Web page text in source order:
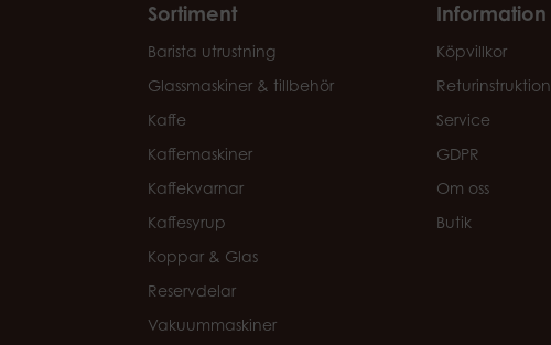
Sortiment
Barista utrustning
Glassmaskiner & tillbehör
Kaffe
Kaffemaskiner
Kaffekvarnar
Kaffesyrup
Koppar & Glas
Reservdelar
Vakuummaskiner
Information
Köpvillkor
Returinstruktion
Service
GDPR
Om oss
Butik